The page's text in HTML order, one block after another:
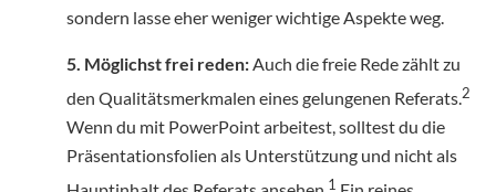
sondern lasse eher weniger wichtige Aspekte weg.
5. Möglichst frei reden:Auch die freie Rede zählt zu
den Qualitätsmerkmalen eines gelungenen Referats.2
Wenn du mit PowerPoint arbeitest, solltest du die
Präsentationsfolien als Unterstützung und nicht als
1